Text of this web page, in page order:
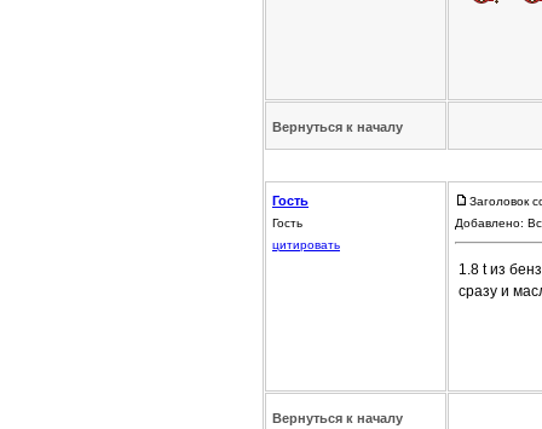
Вернуться к началу
Гость
Гость
цитировать
Заголовок
Добавлено:
1.8 t из
сразу и
Вернуться к началу